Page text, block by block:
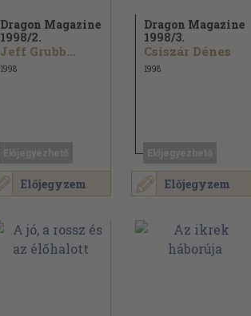
Előjegyzem
Dragon Magazine
1998/2.
Jeff Grubb...
1998
Előjegyzem
Dragon Magazine
1998/3.
Csiszár Dénes
1998